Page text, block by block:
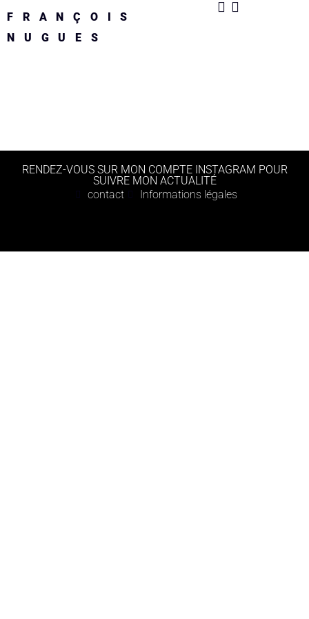
FRANÇOIS
NUGUES
RENDEZ-VOUS SUR MON COMPTE INSTAGRAM POUR
SUIVRE MON ACTUALITÉ
contact
Informations légales